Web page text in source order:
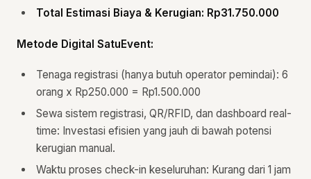
Total Estimasi Biaya & Kerugian: Rp31.750.000
Metode Digital SatuEvent:
Tenaga registrasi (hanya butuh operator pemindai): 6
orang x Rp250.000 = Rp1.500.000
Sewa sistem registrasi, QR/RFID, dan dashboard real-
time: Investasi efisien yang jauh di bawah potensi
kerugian manual.
Waktu proses check-in keseluruhan: Kurang dari 1 jam